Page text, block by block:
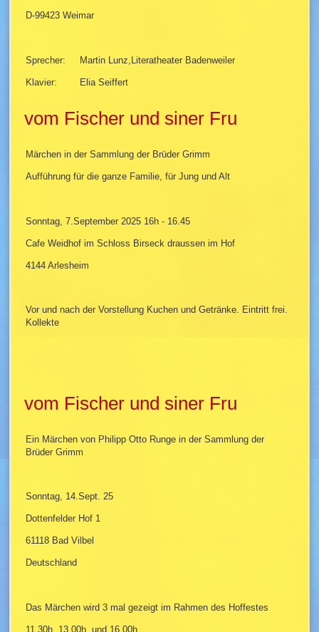
D-99423 Weimar
Sprecher: Martin Lunz,Literatheater Badenweiler
Klavier: Elia Seiffert
vom Fischer und siner Fru
Märchen in der Sammlung der Brüder Grimm
Aufführung für die ganze Familie, für Jung und Alt
Sonntag, 7.September 2025 16h - 16.45
Cafe Weidhof im Schloss Birseck draussen im Hof
4144 Arlesheim
Vor und nach der Vorstellung Kuchen und Getränke. Eintritt frei.
Kollekte
vom Fischer und siner Fru
Ein Märchen von Philipp Otto Runge in der Sammlung der
Brüder Grimm
Sonntag, 14.Sept. 25
Dottenfelder Hof 1
61118 Bad Vilbel
Deutschland
Das Märchen wird 3 mal gezeigt im Rahmen des Hoffestes
11.30h 13.00h und 16.00h